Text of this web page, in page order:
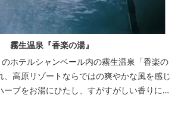
霧生温泉『香楽の湯』
ホテルシャンベール内の霧生温泉「香楽の
高原リゾートならではの爽やかな風を感じ
ブをお湯にひたし、すがすがしい香りに心
は、特に女性の方に人気です。 その他、
りのお湯が魅力の「大浴場」、高原の景色